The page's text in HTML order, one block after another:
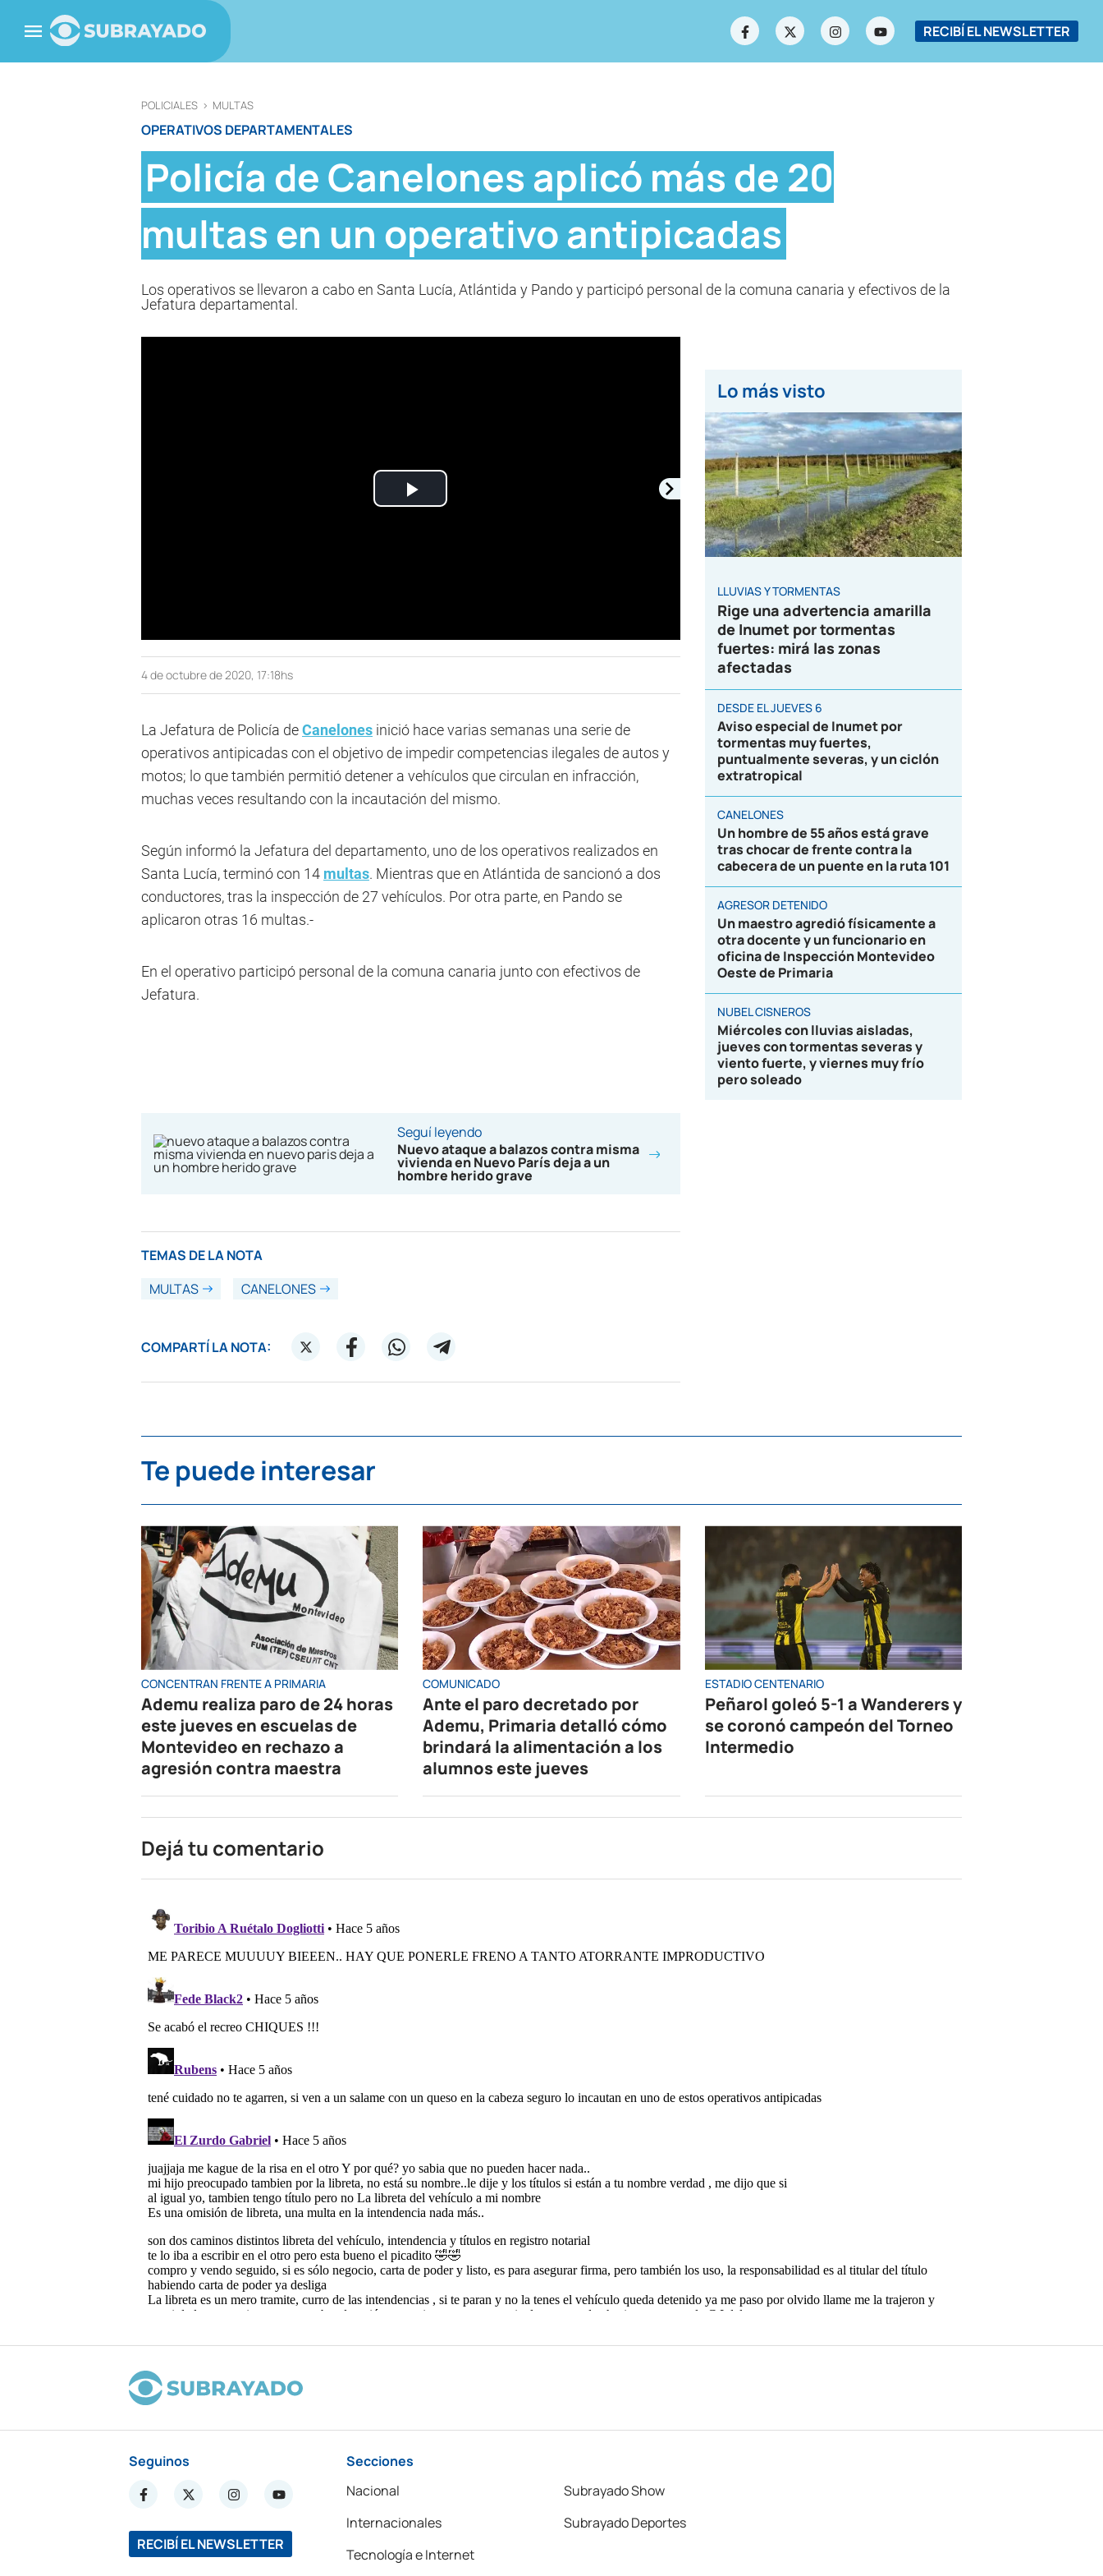
RECIBÍ EL NEWSLETTER
POLICIALES > MULTAS
OPERATIVOS DEPARTAMENTALES
Policía de Canelones aplicó más de 20
multas en un operativo antipicadas
Los operativos se llevaron a cabo en Santa Lucía, Atlántida y Pando y participó personal de la comuna canaria y efectivos de la
Jefatura departamental.
Play
4 de octubre de 2020, 17:18hs
La Jefatura de Policía deCanelones inició hace varias semanas una serie de
operativos antipicadas con el objetivo de impedir competencias ilegales de autos y
motos; lo que también permitió detener a vehículos que circulan en infracción,
muchas veces resultando con la incautación del mismo.
Según informó la Jefatura del departamento, uno de los operativos realizados en
Santa Lucía, terminó con 14 multas. Mientras que en Atlántida de sancionó a dos
conductores, tras la inspección de 27 vehículos. Por otra parte, en Pando se
aplicaron otras 16 multas.-
En el operativo participó personal de la comuna canaria junto con efectivos de
Jefatura.
Seguí leyendo
Nuevo ataque a balazos contra misma
vivienda en Nuevo París deja a un
hombre herido grave
TEMAS DE LA NOTA
MULTAS
CANELONES
COMPARTÍ LA NOTA:
Lo más visto
LLUVIAS Y TORMENTAS
Rige una advertencia amarilla
de Inumet por tormentas
fuertes: mirá las zonas
afectadas
DESDE EL JUEVES 6
Aviso especial de Inumet por
tormentas muy fuertes,
puntualmente severas, y un ciclón
extratropical
CANELONES
Un hombre de 55 años está grave
tras chocar de frente contra la
cabecera de un puente en la ruta 101
AGRESOR DETENIDO
Un maestro agredió físicamente a
otra docente y un funcionario en
oficina de Inspección Montevideo
Oeste de Primaria
NUBEL CISNEROS
Miércoles con lluvias aisladas,
jueves con tormentas severas y
viento fuerte, y viernes muy frío
pero soleado
Te puede interesar
CONCENTRAN FRENTE A PRIMARIA
Ademu realiza paro de 24 horas
este jueves en escuelas de
Montevideo en rechazo a
agresión contra maestra
COMUNICADO
Ante el paro decretado por
Ademu, Primaria detalló cómo
brindará la alimentación a los
alumnos este jueves
ESTADIO CENTENARIO
Peñarol goleó 5-1 a Wanderers y
se coronó campeón del Torneo
Intermedio
Dejá tu comentario
Seguinos
RECIBÍ EL NEWSLETTER
Secciones
Nacional
Internacionales
Tecnología e Internet
Subrayado Show
Subrayado Deportes